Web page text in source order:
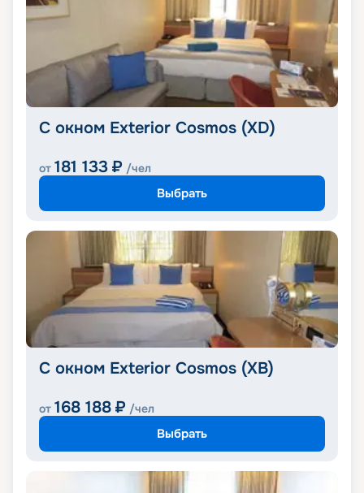
С окном Exterior Cosmos (XD)
от 181 133 ₽ /чел
Выбрать
С окном Exterior Cosmos (XB)
от 168 188 ₽ /чел
Выбрать